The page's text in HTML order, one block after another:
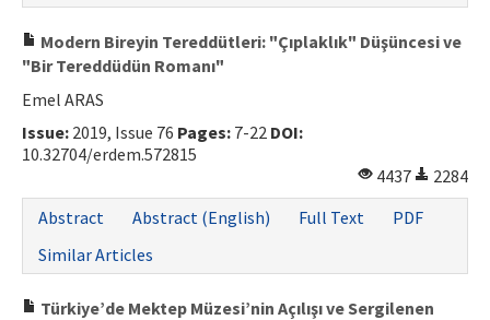
Modern Bireyin Tereddütleri: "Çıplaklık" Düşüncesi ve
"Bir Tereddüdün Romanı"
Emel ARAS
Issue: 2019, Issue 76 Pages: 7-22 DOI:
10.32704/erdem.572815
4437
2284
Abstract
Abstract (English) Full Text
PDF
Similar Articles
Türkiye’de Mektep Müzesi’nin Açılışı ve Sergilenen